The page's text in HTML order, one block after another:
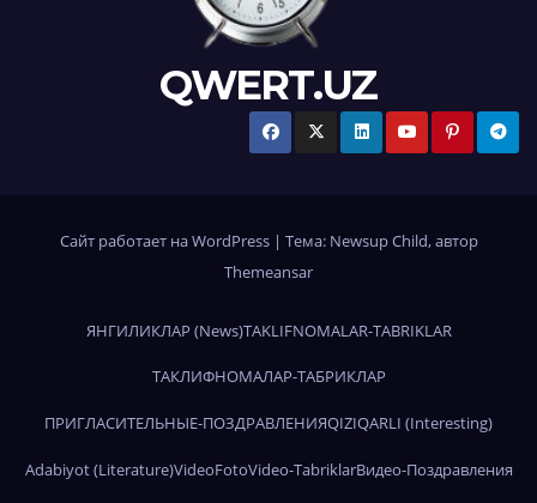
QWERT.UZ
Сайт работает на WordPress | Тема: Newsup Child, автор
Themeansar
ЯНГИЛИКЛАР (News)TAKLIFNOMALAR-TABRIKLAR
ТАКЛИФНОМАЛАР-ТАБРИКЛАР
ПРИГЛАСИТЕЛЬНЫЕ-ПОЗДРАВЛЕНИЯQIZIQARLI (Interesting)
Adabiyot (Literature)VideoFotoVideo-TabriklarВидео-Поздравления